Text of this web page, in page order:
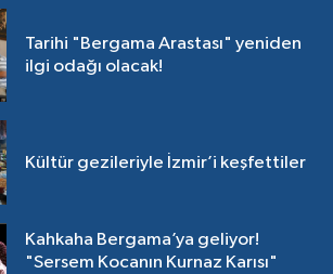
Tarihi "Bergama Arastası" yeniden
ilgi odağı olacak!
Kültür gezileriyle İzmir’i keşfettiler
Kahkaha Bergama’ya geliyor!
"Sersem Kocanın Kurnaz Karısı"